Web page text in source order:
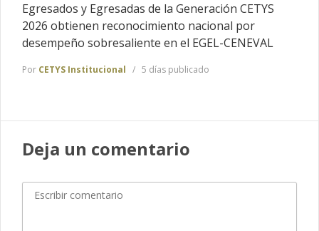
Egresados y Egresadas de la Generación CETYS
2026 obtienen reconocimiento nacional por
desempeño sobresaliente en el EGEL-CENEVAL
Por CETYS Institucional 5 días publicado
Deja un comentario